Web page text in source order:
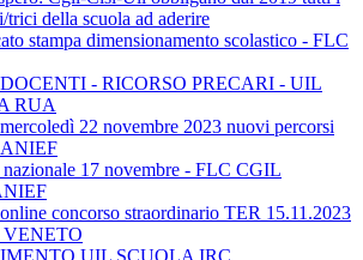
trici della scuola ad aderire
stampa dimensionamento scolastico - FLC
- RICORSO PRECARI - UIL
RUA
22 novembre 2023 nuovi percorsi
nazionale 17 novembre - FLC CGIL
concorso straordinario TER 15.11.2023